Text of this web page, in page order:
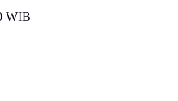
WIB